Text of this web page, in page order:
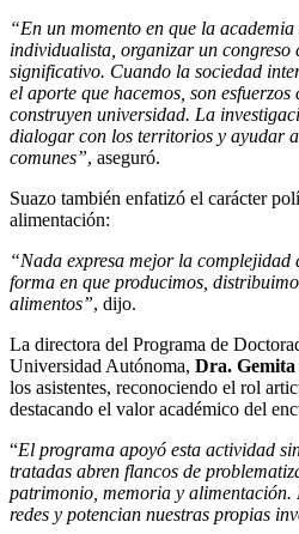
“En un momento en que la
individualista, organizar un congreso
significativo. Cuando la sociedad
el aporte que hacemos, son
construyen universidad. La
dialogar con los territorios y ayudar
comunes”, aseguró.
Suazo también enfatizó el carácter
alimentación:
“Nada expresa mejor la complejidad
forma en que producimos,
alimentos”, dijo.
La directora del Programa de
Universidad Autónoma, Dra.
los asistentes, reconociendo el rol
destacando el valor académico del
“El programa apoyó esta actividad
tratadas abren flancos de
patrimonio, memoria y alimentación.
redes y potencian nuestras propias